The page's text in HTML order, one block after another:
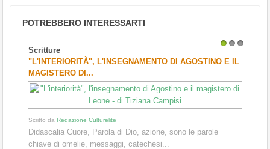
POTREBBERO INTERESSARTI
Scritture
"L'INTERIORITÀ", L'INSEGNAMENTO DI AGOSTINO E IL
MAGISTERO DI...
Scritto da Redazione Culturelite
Didascalia Cuore, Parola di Dio, azione, sono le parole
chiave di omelie, messaggi, catechesi...